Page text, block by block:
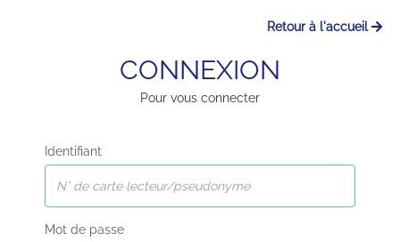
Retour à l'accueil
CONNEXION
Pour vous connecter
Identifiant
Mot de passe